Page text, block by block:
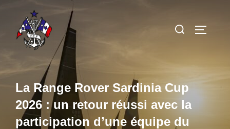
contenu
Rechercher :
La Range Rover Sardinia Cup
2026 : un retour réussi avec la
participation d’une équipe du